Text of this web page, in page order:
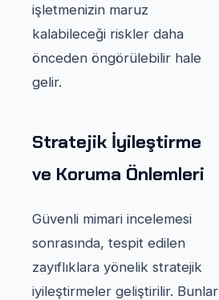
işletmenizin maruz
kalabileceği riskler daha
önceden öngörülebilir hale
gelir.
Stratejik İyileştirme
ve Koruma Önlemleri
Güvenli mimari incelemesi
sonrasında, tespit edilen
zayıflıklara yönelik stratejik
iyileştirmeler geliştirilir. Bunlar